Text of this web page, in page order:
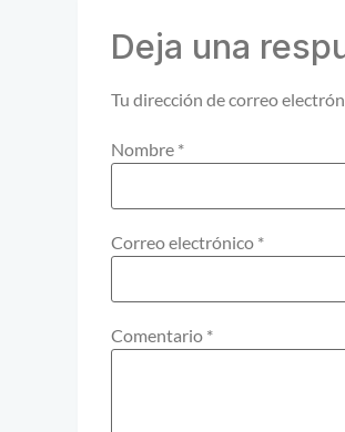
Deja una
Tu dirección de correo
Nombre *
Correo electrónico *
Comentario *